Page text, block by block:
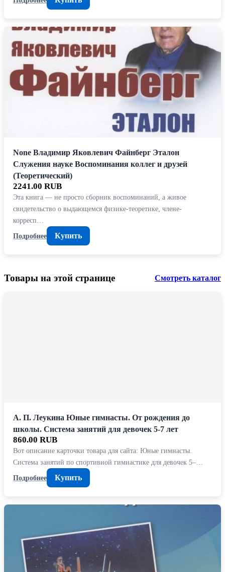
None Владимир Яковлевич Файнберг Эталон
Служения науке Воспоминания коллег и друзей
(Теоретический)
2241.00 RUB
Эта книга — не просто сборник воспоминаний, а живое
свидетельство о выдающемся физике-теоретике, члене-
корресп…
Подробнее
Купить
Товары на этой странице Смотреть каталог
А. П. Леукина Юные гимнасты. От рождения до
школы. Система занятий для девочек 5-7 лет
860.00 RUB
Вот описание карточки товара для сайта: Юные гимнасты.
Система занятий по спортивной гимнастике для девочек 5–…
Подробнее
Купить